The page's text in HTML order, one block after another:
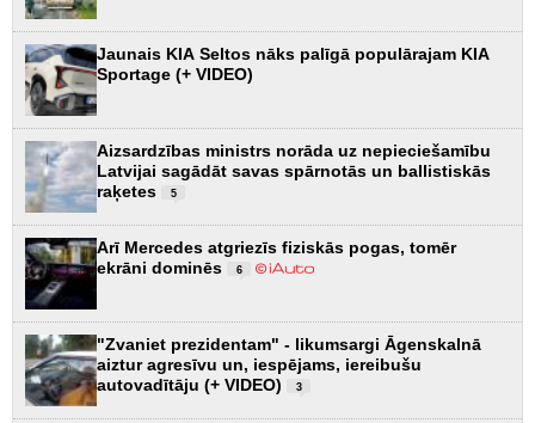
Jaunais KIA Seltos nāks palīgā populārajam KIA
Sportage (+ VIDEO)
Aizsardzības ministrs norāda uz nepieciešamību
Latvijai sagādāt savas spārnotās un ballistiskās
raķetes
5
Arī Mercedes atgriezīs fiziskās pogas, tomēr
ekrāni dominēs
6
"Zvaniet prezidentam" - likumsargi Āgenskalnā
aiztur agresīvu un, iespējams, iereibušu
autovadītāju (+ VIDEO)
3